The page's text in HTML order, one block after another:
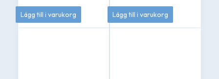
399kr
Lägg till i varukorg 1 295kr
Lägg till i varukorg